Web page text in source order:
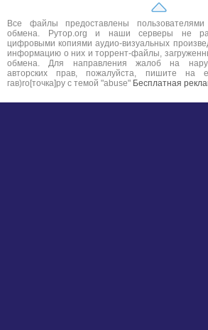
Все файлы предоставлены
обмена. Рутор.org и наши серверы не
цифровыми копиями аудио-визуальных
информацию о них и торрент-файлы,
обмена. Для направления жалоб на
авторских прав, пожалуйста, пишите на
гав)ro[точка]ру с темой "abuse" Бесплатная